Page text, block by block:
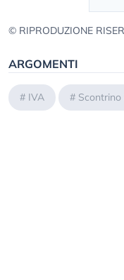
© RIPRODUZIONE
ARGOMENTI
# IVA # Scontrino